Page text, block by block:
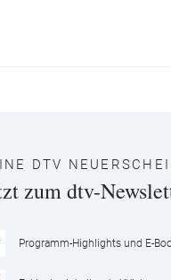
DTV
zum dtv-
Programm-Highlights und E-